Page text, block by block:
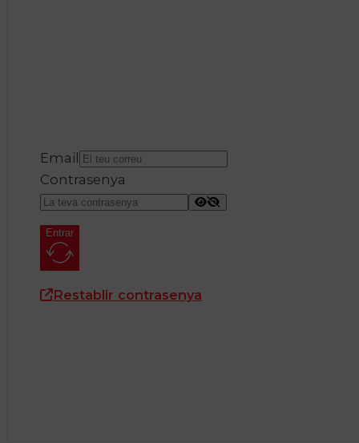
Email
Contrasenya
Entrar
Restablir contrasenya